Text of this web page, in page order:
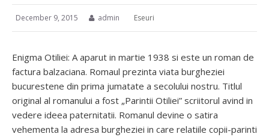
December 9, 2015 admin Eseuri
Enigma Otiliei: A aparut in martie 1938 si este un roman de
factura balzaciana. Romaul prezinta viata burgheziei
bucurestene din prima jumatate a secolului nostru. Titlul
original al romanului a fost „Parintii Otiliei” scriitorul avind in
vedere ideea paternitatii. Romanul devine o satira
vehementa la adresa burgheziei in care relatiile copii-parinti